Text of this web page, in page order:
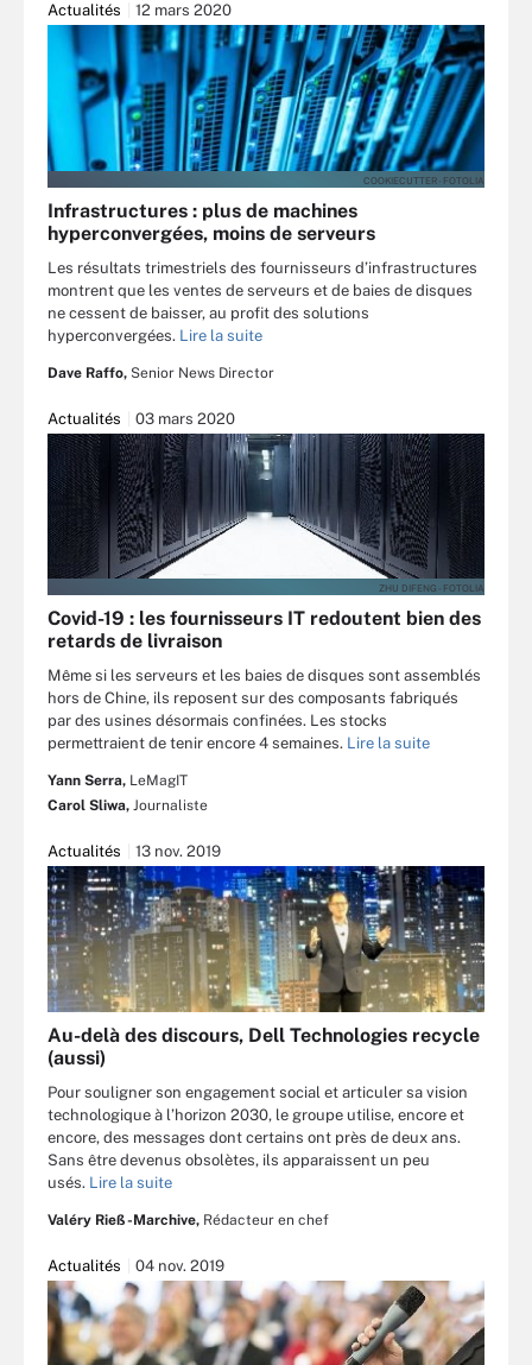
Actualités 12 mars 2020
COOKIECUTTER - FOTOLIA
Infrastructures : plus de machines
hyperconvergées, moins de serveurs
Les résultats trimestriels des fournisseurs d’infrastructures
montrent que les ventes de serveurs et de baies de disques
ne cessent de baisser, au profit des solutions
hyperconvergées. Lire la suite
Dave Raffo, Senior News Director
Actualités 03 mars 2020
ZHU DIFENG - FOTOLIA
Covid-19 : les fournisseurs IT redoutent bien des
retards de livraison
Même si les serveurs et les baies de disques sont assemblés
hors de Chine, ils reposent sur des composants fabriqués
par des usines désormais confinées. Les stocks
permettraient de tenir encore 4 semaines. Lire la suite
Yann Serra, LeMagIT
Carol Sliwa, Journaliste
Actualités 13 nov. 2019
Au-delà des discours, Dell Technologies recycle
(aussi)
Pour souligner son engagement social et articuler sa vision
technologique à l’horizon 2030, le groupe utilise, encore et
encore, des messages dont certains ont près de deux ans.
Sans être devenus obsolètes, ils apparaissent un peu
usés. Lire la suite
Valéry Rieß-Marchive, Rédacteur en chef
Actualités 04 nov. 2019